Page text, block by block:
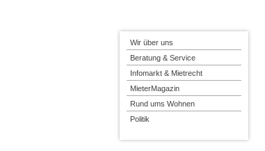
Wir über uns
Beratung & Service
Infomarkt & Mietrecht
MieterMagazin
Rund ums Wohnen
Politik